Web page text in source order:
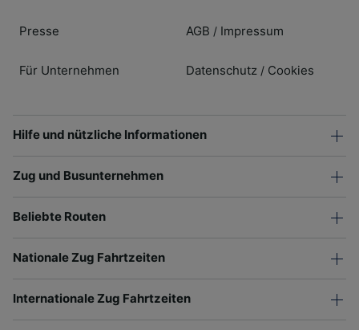
Presse
Für Unternehmen
AGB / Impressum
Datenschutz / Cookies
Hilfe und nützliche Informationen
Zug und Busunternehmen
Beliebte Routen
Nationale Zug Fahrtzeiten
Internationale Zug Fahrtzeiten